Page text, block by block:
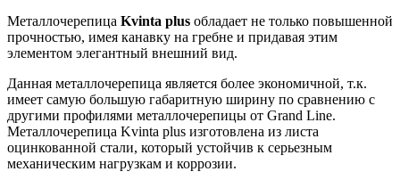
Металлочерепица Kvinta plus обладает не только повышенной
прочностью, имея канавку на гребне и придавая этим
элементом элегантный внешний вид.
Данная металлочерепица является более экономичной, т.к.
имеет самую большую габаритную ширину по сравнению с
другими профилями металлочерепицы от Grand Line.
Металлочерепица Kvinta plus изготовлена из листа
оцинкованной стали, который устойчив к серьезным
механическим нагрузкам и коррозии.